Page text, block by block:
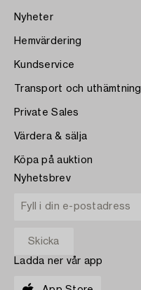
Nyheter
Hemvärdering
Kundservice
Transport och uthämtning
Private Sales
Värdera & sälja
Köpa på auktion
Nyhetsbrev
Ladda ner vår app